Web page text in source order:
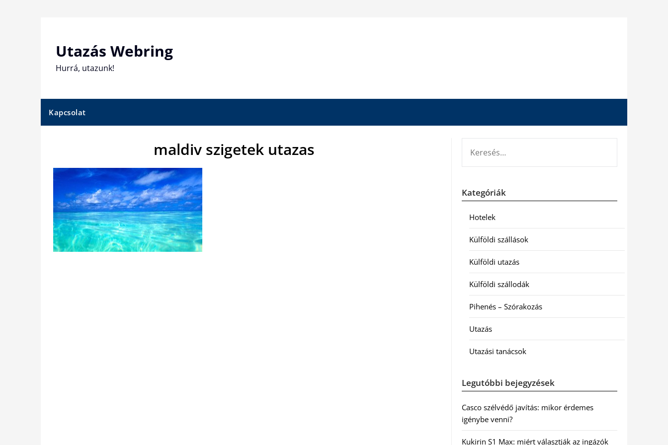
Utazás Webring
Hurrá, utazunk!
Kapcsolat
maldiv szigetek utazas
Kategóriák
Hotelek
Külföldi szállások
Külföldi utazás
Külföldi szállodák
Pihenés – Szórakozás
Utazás
Utazási tanácsok
Legutóbbi bejegyzések
Casco szélvédő javítás: mikor érdemes
igénybe venni?
Kukirin S1 Max: miért választják az ingázók